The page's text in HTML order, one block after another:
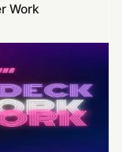
Work